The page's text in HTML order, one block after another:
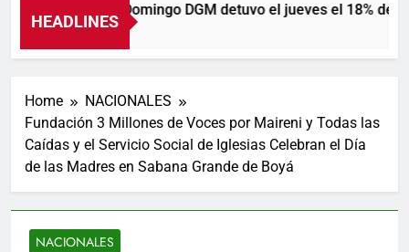
HEADLINES
En Santo Domingo DGM detuvo el jueves el 18% de
11 Horas Ago
Home
NACIONALES
Fundación 3 Millones de Voces por Maireni y Todas las
Caídas y el Servicio Social de Iglesias Celebran el Día
de las Madres en Sabana Grande de Boyá
NACIONALES